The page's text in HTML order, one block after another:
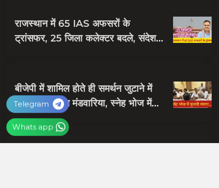
राजस्थान में 65 IAS अफसरों के
ट्रांसफर, 25 जिला कलेक्टर बदले, संदेश
बीजेपी में शामिल होते ही समर्थन जुटाने में
व्यस्त हुए दलपत मंडवारिया, स्नेह भोज में
पकी चुनावी खिचड...
Telegram
Whats app